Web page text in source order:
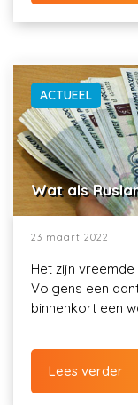
ACTUEEL
Wat als
23 maart 2022
Het zijn
Volgens een
binnenkort een
Lees verder